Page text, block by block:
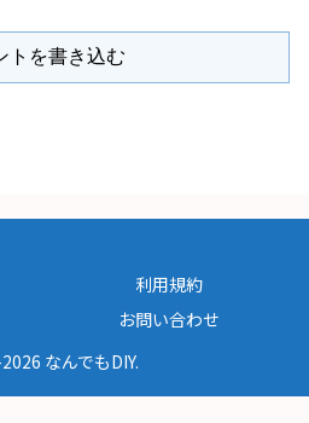
トを書き込む
利用規約
お問い合わせ
なんでもDIY.